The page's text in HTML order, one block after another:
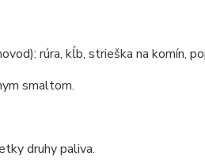
rúra, kĺb, strieška na komín,
smaltom.
druhy paliva.